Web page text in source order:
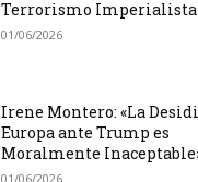
Terrorismo Imperialista
01/06/2026
Irene Montero: «La
Europa ante Trump es
Moralmente
01/06/2026